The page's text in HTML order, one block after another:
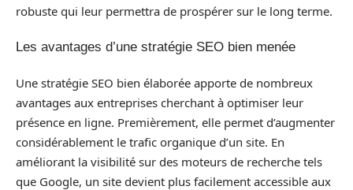
robuste qui leur permettra de prospérer sur le long terme.
Les avantages d’une stratégie SEO bien menée
Une stratégie SEO bien élaborée apporte de nombreux
avantages aux entreprises cherchant à optimiser leur
présence en ligne. Premièrement, elle permet d’augmenter
considérablement le trafic organique d’un site. En
améliorant la visibilité sur des moteurs de recherche tels
que Google, un site devient plus facilement accessible aux